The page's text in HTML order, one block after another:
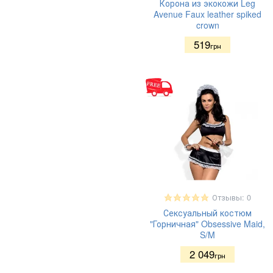
Корона из экокожи Leg
Avenue Faux leather spiked
crown
519грн
Отзывы: 0
Сексуальный костюм
"Горничная" Obsessive Maid,
S/M
2 049грн